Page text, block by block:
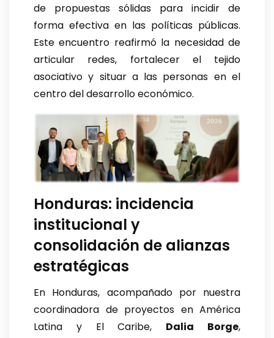
de propuestas sólidas para incidir de
forma efectiva en las políticas públicas.
Este encuentro reafirmó la necesidad de
articular redes, fortalecer el tejido
asociativo y situar a las personas en el
centro del desarrollo económico.
Honduras: incidencia
institucional y
consolidación de alianzas
estratégicas
En Honduras, acompañado por nuestra
coordinadora de proyectos en América
Latina y El Caribe, Dalia Borge,